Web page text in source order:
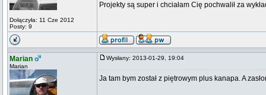
Dołączyła: 11 Cze 2012
Posty: 9
Projekty są super i chciałam Cię pochwalił za
Marian
Marian
Wysłany: 2013-01-29, 19:04
Ja tam bym został z piętrowym plus kanapa. A